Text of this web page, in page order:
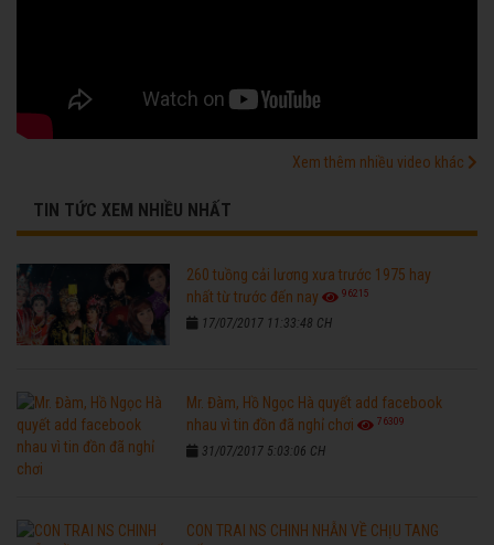
Xem thêm nhiều video khác
TIN TỨC XEM NHIỀU NHẤT
260 tuồng cải lương xưa trước 1975 hay
nhất từ trước đến nay
96215
17/07/2017 11:33:48 CH
Mr. Đàm, Hồ Ngọc Hà quyết add facebook
nhau vì tin đồn đã nghỉ chơi
76309
31/07/2017 5:03:06 CH
CON TRAI NS CHINH NHẪN VỀ CHỊU TANG